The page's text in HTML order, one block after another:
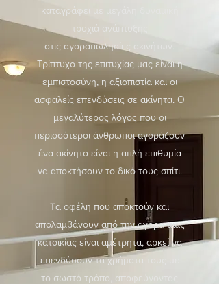
καταγράφει με μεγάλη δυναμική
τροχιά ανάπτυξης
στις αγοραπωλησίες ακινήτων.
Τρίπτυχο της επιτυχίας μας είναι η
εμπιστοσύνη, η αξιοπιστία και οι
ασφαλείς επενδύσεις σε ακίνητα. Ο
μεγαλύτερος λόγος που οι
περισσότεροι άνθρωποι αγοράζουν
ένα ακίνητο είναι η απλή επιθυμία
να αποκτήσουν το δικό τους σπίτι.
Tα οφέλη που αποκτούν και
απολαμβάνουν από την αγορά μιας
κατοικίας είναι αμέτρητα, αρκεί να
επενδύσουν τα χρήματα τους με
το σωστό τρόπο, αποφεύγοντας